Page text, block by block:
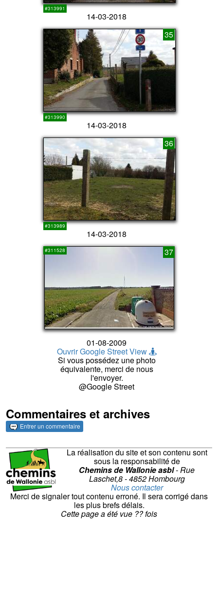
#313991
14-03-2018
#313990
14-03-2018
35
#313989
14-03-2018
36
#311528
01-08-2009
Ouvrir Google Street View
Si vous possédez une photo
équivalente, merci de nous
l'envoyer.
@Google Street
37
Commentaires et archives
Entrer un commentaire
La réalisation du site et son contenu sont
sous la responsabilité de
Chemins de Wallonie asbl- Rue
Laschet,8 - 4852 Hombourg
Nous contacter
Merci de signaler tout contenu erroné. Il sera corrigé dans
les plus brefs délais.
Cette page a été vue ??fois